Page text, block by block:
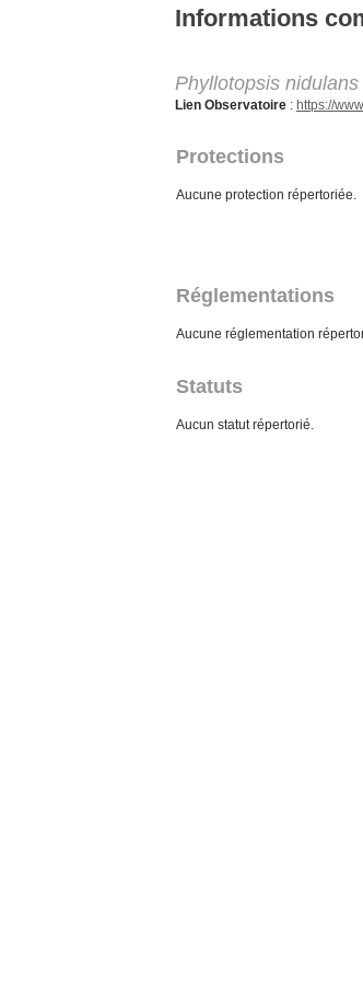
Informations
Phyllotopsis
Lien Observatoire : https://
Protections
Aucune protection répertoriée.
Réglementations
Aucune réglementation
Statuts
Aucun statut répertorié.